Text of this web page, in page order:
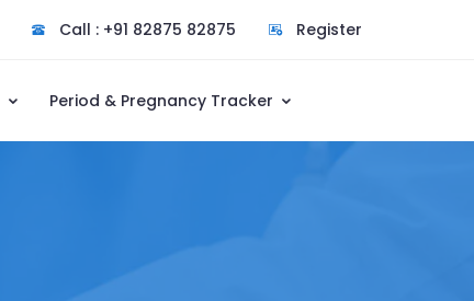
Call : +91 82875 82875 Register
Period & Pregnancy Tracker